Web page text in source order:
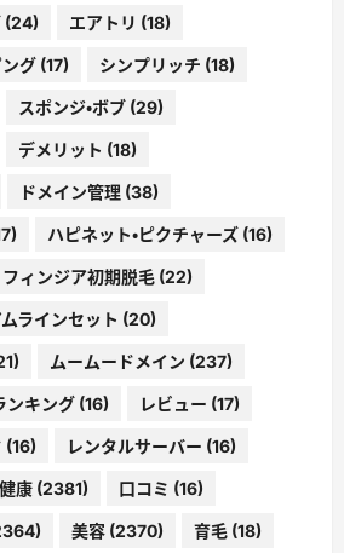
(24) エアトリ (18)
グ (17) シンプリッチ (18)
スポンジ・ボブ (29)
デメリット (18)
ドメイン管理 (38)
ハピネット・ピクチャーズ (16)
フィンジア初期脱毛 (22)
ラインセット (20)
ムームードメイン (237)
ンキング (16) レビュー (17)
(16) レンタルサーバー (16)
健康 (2381) 口コミ (16)
美容 (2370) 育毛 (18)